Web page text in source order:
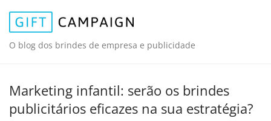
O blog dos brindes de empresa e publicidade
Marketing infantil: serão os brindes
publicitários eficazes na sua estratégia?